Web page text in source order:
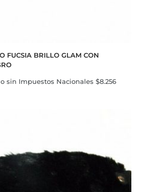
FUCSIA BRILLO GLAM CON
sin Impuestos Nacionales $8.256